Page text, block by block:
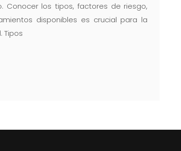
los tipos, factores de riesgo,
disponibles es crucial para la
Tipos